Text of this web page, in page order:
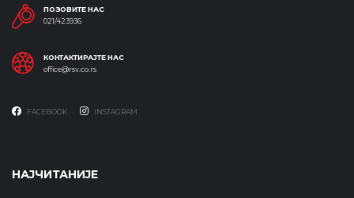
ПОЗОВИТЕ НАС
021/423936
КОНТАКТИРАЈТЕ НАС
office@rsv.co.rs
FACEBOOK INSTAGRAM
НАЈЧИТАНИЈЕ